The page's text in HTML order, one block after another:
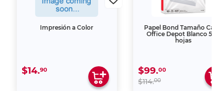
Impresión a Color
$14.90
Papel Bond Tamaño
Office Depot Blanco 500
hojas
$99.00
$114.00